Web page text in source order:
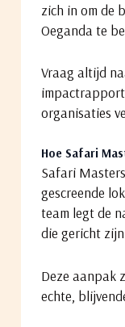
zich in om de
Oeganda te
Vraag altijd
organisaties
Hoe Safari
Safari
gescreende
team legt de
die gericht
Deze aanpak
echte,